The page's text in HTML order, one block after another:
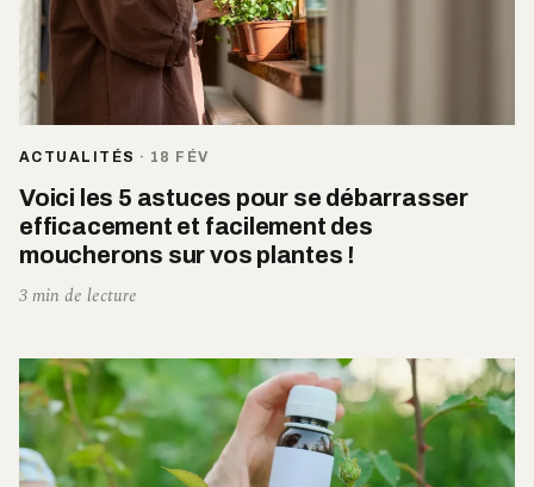
ACTUALITÉS · 18 FÉV
Voici les 5 astuces pour se débarrasser
efficacement et facilement des
moucherons sur vos plantes !
3 min de lecture